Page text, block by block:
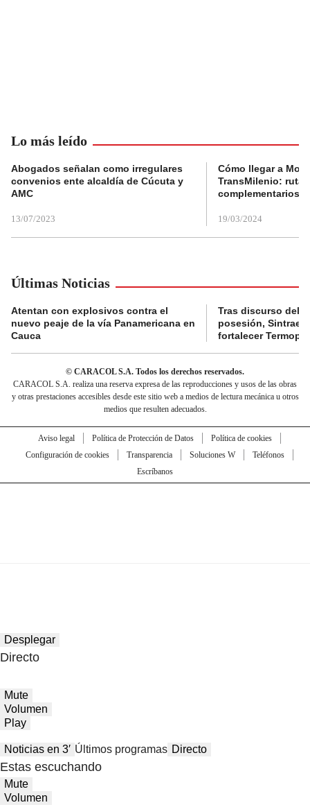
Lo más leído
Abogados señalan como irregulares
convenios ente alcaldía de Cúcuta y
AMC
13/07/2023
Cómo llegar a
TransMilenio:
complementarios
19/03/2024
Últimas Noticias
Atentan con explosivos contra el
nuevo peaje de la vía Panamericana en
Cauca
Tras discurso del
posesión,
fortalecer
© CARACOL S.A. Todos los derechos reservados.
CARACOL S.A. realiza una reserva expresa de las reproducciones y usos de las obras
y otras prestaciones accesibles desde este sitio web a medios de lectura mecánica u otros
medios que resulten adecuados.
Aviso legal Política de Protección de Datos
Política de cookies
Configuración de cookies
Transparencia Soluciones W
Teléfonos
Escríbanos
Desplegar
Directo
Mute
Volumen
Play
Noticias en 3′ Últimos programas Directo
Estas escuchando
Mute
Volumen